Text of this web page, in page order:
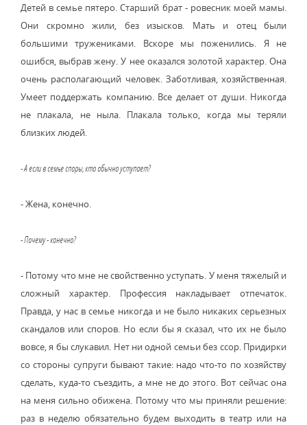
Детей в семье пятеро. Старший брат - ровесник моей мамы.
Они скромно жили, без изысков. Мать и отец были
большими тружениками. Вскоре мы поженились. Я не
ошибся, выбрав жену. У нее оказался золотой характер. Она
очень располагающий человек. Заботливая, хозяйственная.
Умеет поддержать компанию. Все делает от души. Никогда
не плакала, не ныла. Плакала только, когда мы теряли
близких людей.
- А если в семье споры, кто обычно уступает?
- Жена, конечно.
- Почему - конечно?
- Потому что мне не свойственно уступать. У меня тяжелый и
сложный характер. Профессия накладывает отпечаток.
Правда, у нас в семье никогда и не было никаких серьезных
скандалов или споров. Но если бы я сказал, что их не было
вовсе, я бы слукавил. Нет ни одной семьи без ссор. Придирки
со стороны супруги бывают такие: надо что-то по хозяйству
сделать, куда-то съездить, а мне не до этого. Вот сейчас она
на меня сильно обижена. Потому что мы приняли решение:
раз в неделю обязательно будем выходить в театр или на